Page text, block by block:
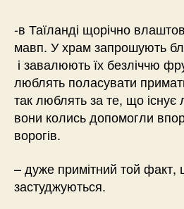
-в Таїланді щорічно
мавп. У храм запрошують
і завалюють їх безліччю
люблять поласувати
так люблять за те, що
вони колись допомогли
ворогів.
– дуже примітний той факт,
застуджуються.